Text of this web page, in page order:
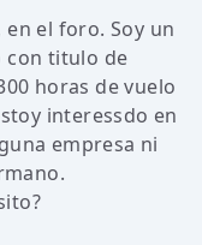
el foro. Soy un
con titulo de
horas de vuelo
interessdo en
empresa ni